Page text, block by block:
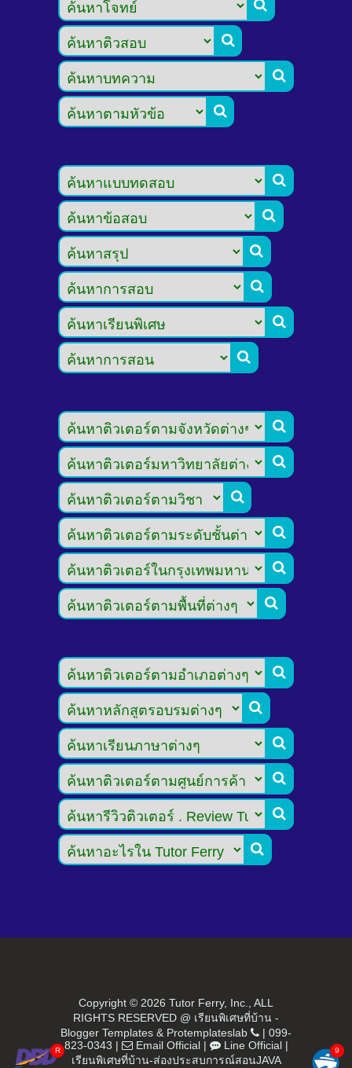






















Copyright © 2026 Tutor Ferry, Inc., ALL
RIGHTS RESERVED @ เรียนพิเศษที่บ้าน -
Blogger Templates & Protemplateslab | 099-
823-0343 | Email Official| Line Official|
เรียนพิเศษที่บ้าน-ส่องประสบการณ์สอนJAVA